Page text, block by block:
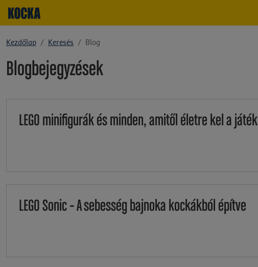
Kezdőlap Keresés Blog
Blogbejegyzések
LEGO minifigurák és minden, amitől életre kel a játék
LEGO Sonic – A sebesség bajnoka kockákból építve